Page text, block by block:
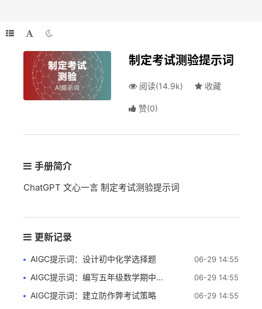
制定考试测验提示词
阅读(14.9k) 收藏
赞(0)
手册简介
ChatGPT 文心一言 制定考试测验提示词
更新记录
AIGC提示词：设计初中化学选择题 06-29 14:55
AIGC提示词：编写五年级数学期中考试试卷 06-29 14:55
AIGC提示词：建立防作弊考试策略 06-29 14:55